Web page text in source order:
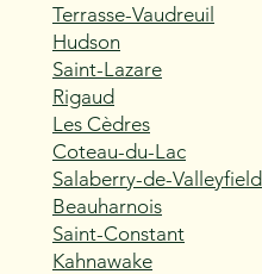
Terrasse-Vaudreuil
Hudson
Saint-Lazare
Rigaud
Les Cèdres
Coteau-du-Lac
Salaberry-de-Valleyfield
Beauharnois
Saint-Constant
Kahnawake